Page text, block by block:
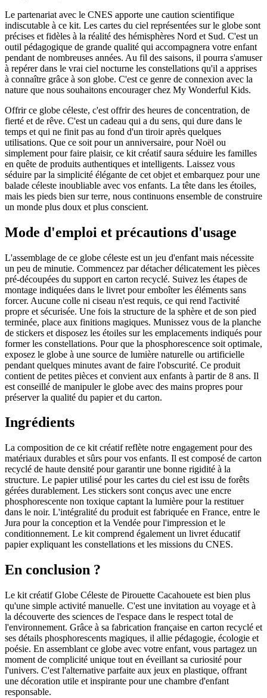
Le partenariat avec le CNES apporte une caution scientifique
indiscutable à ce kit. Les cartes du ciel représentées sur le globe sont
précises et fidèles à la réalité des hémisphères Nord et Sud. C'est un
outil pédagogique de grande qualité qui accompagnera votre enfant
pendant de nombreuses années. Au fil des saisons, il pourra s'amuser
à repérer dans le vrai ciel nocturne les constellations qu'il a apprises
à connaître grâce à son globe. C'est ce genre de connexion avec la
nature que nous souhaitons encourager chez My Wonderful Kids.
Offrir ce globe céleste, c'est offrir des heures de concentration, de
fierté et de rêve. C'est un cadeau qui a du sens, qui dure dans le
temps et qui ne finit pas au fond d'un tiroir après quelques
utilisations. Que ce soit pour un anniversaire, pour Noël ou
simplement pour faire plaisir, ce kit créatif saura séduire les familles
en quête de produits authentiques et intelligents. Laissez vous
séduire par la simplicité élégante de cet objet et embarquez pour une
balade céleste inoubliable avec vos enfants. La tête dans les étoiles,
mais les pieds bien sur terre, nous continuons ensemble de construire
un monde plus doux et plus conscient.
Mode d'emploi et précautions d'usage
L'assemblage de ce globe céleste est un jeu d'enfant mais nécessite
un peu de minutie. Commencez par détacher délicatement les pièces
pré-découpées du support en carton recyclé. Suivez les étapes de
montage indiquées dans le livret pour emboîter les éléments sans
forcer. Aucune colle ni ciseau n'est requis, ce qui rend l'activité
propre et sécurisée. Une fois la structure de la sphère et de son pied
terminée, place aux finitions magiques. Munissez vous de la planche
de stickers et disposez les étoiles sur les emplacements indiqués pour
former les constellations. Pour que la phosphorescence soit optimale,
exposez le globe à une source de lumière naturelle ou artificielle
pendant quelques minutes avant de faire l'obscurité. Ce produit
contient de petites pièces et convient aux enfants à partir de 8 ans. Il
est conseillé de manipuler le globe avec des mains propres pour
préserver la qualité du papier et du carton.
Ingrédients
La composition de ce kit créatif reflète notre engagement pour des
matériaux durables et sûrs pour vos enfants. Il est composé de carton
recyclé de haute densité pour garantir une bonne rigidité à la
structure. Le papier utilisé pour les cartes du ciel est issu de forêts
gérées durablement. Les stickers sont conçus avec une encre
phosphorescente non toxique captant la lumière pour la restituer
dans le noir. L'intégralité du produit est fabriquée en France, entre le
Jura pour la conception et la Vendée pour l'impression et le
conditionnement. Le kit comprend également un livret éducatif
papier expliquant les constellations et les missions du CNES.
En conclusion ?
Le kit créatif Globe Céleste de Pirouette Cacahouete est bien plus
qu'une simple activité manuelle. C'est une invitation au voyage et à
la découverte des sciences de l'espace dans le respect total de
l'environnement. Grâce à sa fabrication française en carton recyclé et
ses détails phosphorescents magiques, il allie pédagogie, écologie et
poésie. En assemblant ce globe avec votre enfant, vous partagez un
moment de complicité unique tout en éveillant sa curiosité pour
l'univers. C'est l'alternative parfaite aux jeux en plastique, offrant
une décoration utile et inspirante pour une chambre d'enfant
responsable.